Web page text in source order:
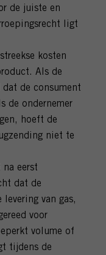
de juiste en
ligt
kosten
Als de
de consument
de ondernemer
hoeft de
niet te
eerst
dat de
van gas,
voor
volume of
tijdens de